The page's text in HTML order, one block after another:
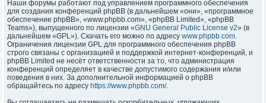
Наши форумы работают под управлением программного обеспечения
для создания конференций phpBB (в дальнейшем «они», «программное
обеспечение phpBB», «www.phpbb.com», «phpBB Limited», «phpBB
Teams»), выпущенного по лицензии «GNU General Public License v2» (в
дальнейшем «GPL»). Скачать его можно по адресу www.phpbb.com.
Ограничения лицензии GPL для программного обеспечения phpBB
строго связаны с организацией и поддержкой интернет-конференций, и
phpBB Limited не несёт ответственности за то, что администрация
конференций определяет в качестве допустимого содержания и/или
поведения в них. За дополнительной информацией о phpBB
обращайтесь по адресу https://www.phpbb.com/.